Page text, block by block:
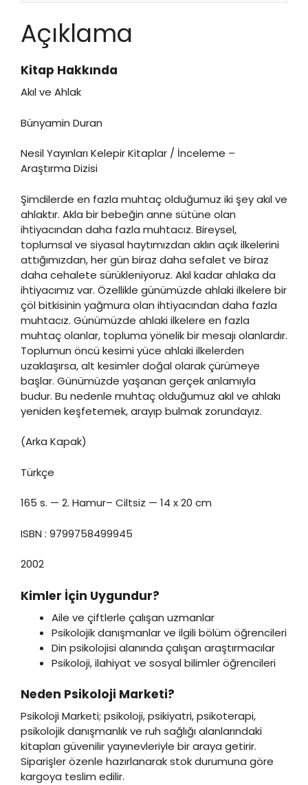
Açıklama
Kitap Hakkında
Akıl ve Ahlak
Bünyamin Duran
Nesil Yayınları Kelepir Kitaplar / İnceleme –
Araştırma Dizisi
Şimdilerde en fazla muhtaç olduğumuz iki şey akıl ve
ahlaktır. Akla bir bebeğin anne sütüne olan
ihtiyacından daha fazla muhtacız. Bireysel,
toplumsal ve siyasal haytımızdan aklın açık ilkelerini
attığımızdan, her gün biraz daha sefalet ve biraz
daha cehalete sürükleniyoruz. Akıl kadar ahlaka da
ihtiyacımız var. Özellikle günümüzde ahlaki ilkelere bir
çöl bitkisinin yağmura olan ihtiyacından daha fazla
muhtacız. Günümüzde ahlaki ilkelere en fazla
muhtaç olanlar, topluma yönelik bir mesajı olanlardır.
Toplumun öncü kesimi yüce ahlaki ilkelerden
uzaklaşırsa, alt kesimler doğal olarak çürümeye
başlar. Günümüzde yaşanan gerçek anlamıyla
budur. Bu nedenle muhtaç olduğumuz akıl ve ahlakı
yeniden keşfetemek, arayıp bulmak zorundayız.
(Arka Kapak)
Türkçe
165 s. — 2. Hamur– Ciltsiz — 14 x 20 cm
ISBN : 9799758499945
2002
Kimler İçin Uygundur?
Aile ve çiftlerle çalışan uzmanlar
Psikolojik danışmanlar ve ilgili bölüm öğrencileri
Din psikolojisi alanında çalışan araştırmacılar
Psikoloji, ilahiyat ve sosyal bilimler öğrencileri
Neden Psikoloji Marketi?
Psikoloji Marketi; psikoloji, psikiyatri, psikoterapi,
psikolojik danışmanlık ve ruh sağlığı alanlarındaki
kitapları güvenilir yayınevleriyle bir araya getirir.
Siparişler özenle hazırlanarak stok durumuna göre
kargoya teslim edilir.